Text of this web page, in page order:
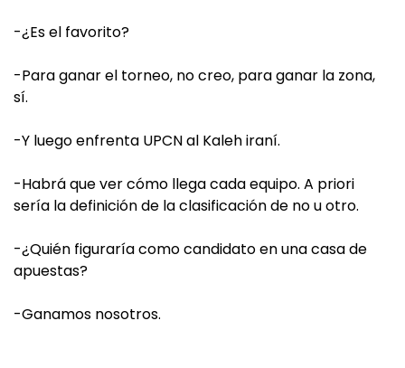
-¿Es el favorito?
-Para ganar el torneo, no creo, para ganar la zona,
sí.
-Y luego enfrenta UPCN al Kaleh iraní.
-Habrá que ver cómo llega cada equipo. A priori
sería la definición de la clasificación de no u otro.
-¿Quién figuraría como candidato en una casa de
apuestas?
-Ganamos nosotros.